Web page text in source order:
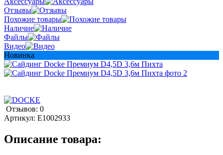
Отзывы
Похожие товары
Наличие
Файлы
Видео
Новинка
Отзывов: 0
Артикул: E1002933
Описание товара: